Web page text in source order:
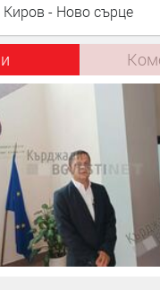
- Ново сърце